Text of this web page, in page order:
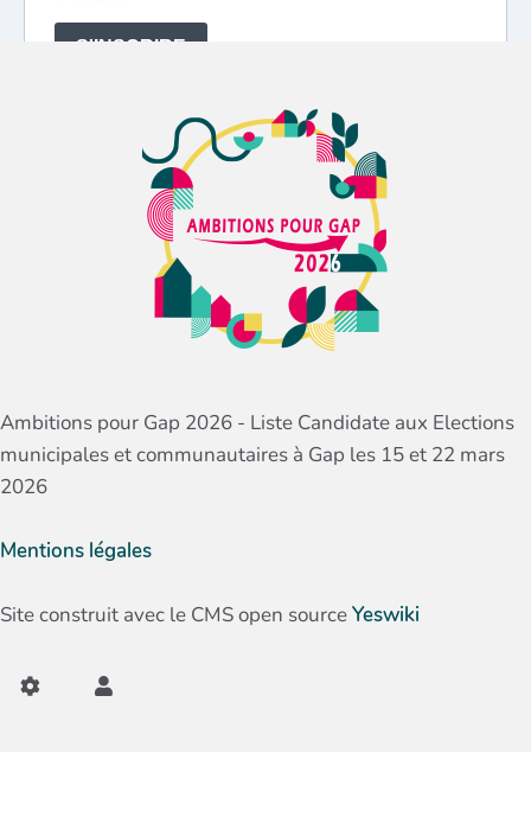
Ambitions pour Gap 2026 - Liste Candidate aux Elections
municipales et communautaires à Gap les 15 et 22 mars
2026
Mentions légales
Site construit avec le CMS open sourceYeswiki